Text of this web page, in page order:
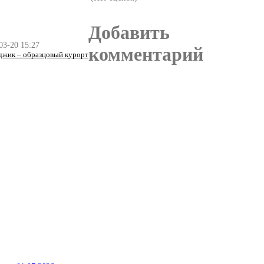
20 15:27
– образцовый курорт
Добавить
комментарий